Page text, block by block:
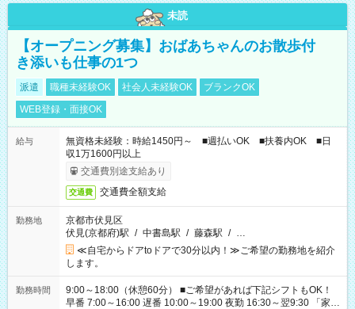
未読
【オープニング募集】おばあちゃんのお散歩付
き添いも仕事の1つ
派遣 職種未経験OK 社会人未経験OK
ブランクOK
WEB登録・面接OK
給与
無資格未経験：時給1450円～ ■週払いOK ■扶養内OK ■日
収1万1600円以上
交通費別途支給あり
交通費 交通費全額支給
勤務地
京都市伏見区
伏見(京都府)駅 / 中書島駅 / 藤森駅 / …
≪自宅からドアtoドアで30分以内！≫ご希望の勤務地を紹介
します。
勤務時間
9:00～18:00（休憩60分） ■ご希望があれば下記シフトもOK！
早番 7:00～16:00 遅番 10:00～19:00 夜勤 16:30～翌9:30 「家族